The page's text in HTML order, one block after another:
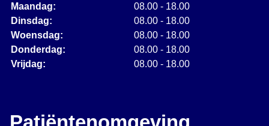
Maandag:
08.00 - 18.00
Dinsdag:
08.00 - 18.00
Woensdag:
08.00 - 18.00
Donderdag:
08.00 - 18.00
Vrijdag:
08.00 - 18.00